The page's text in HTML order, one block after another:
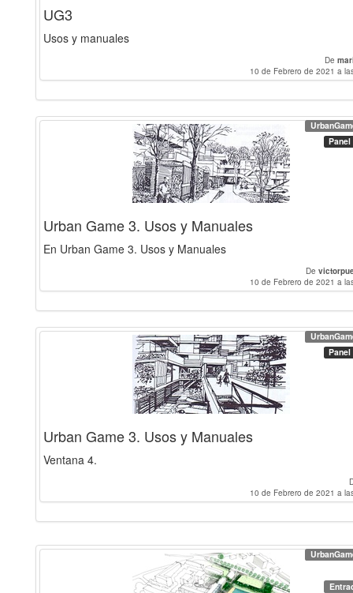
UG3
Usos y manuales
De
10 de Febrero de 2021 a
Panel
Urban Game 3. Usos y Manuales
En Urban Game 3. Usos y Manuales
De
10 de Febrero de 2021 a
Panel
Urban Game 3. Usos y Manuales
Ventana 4.
10 de Febrero de 2021 a